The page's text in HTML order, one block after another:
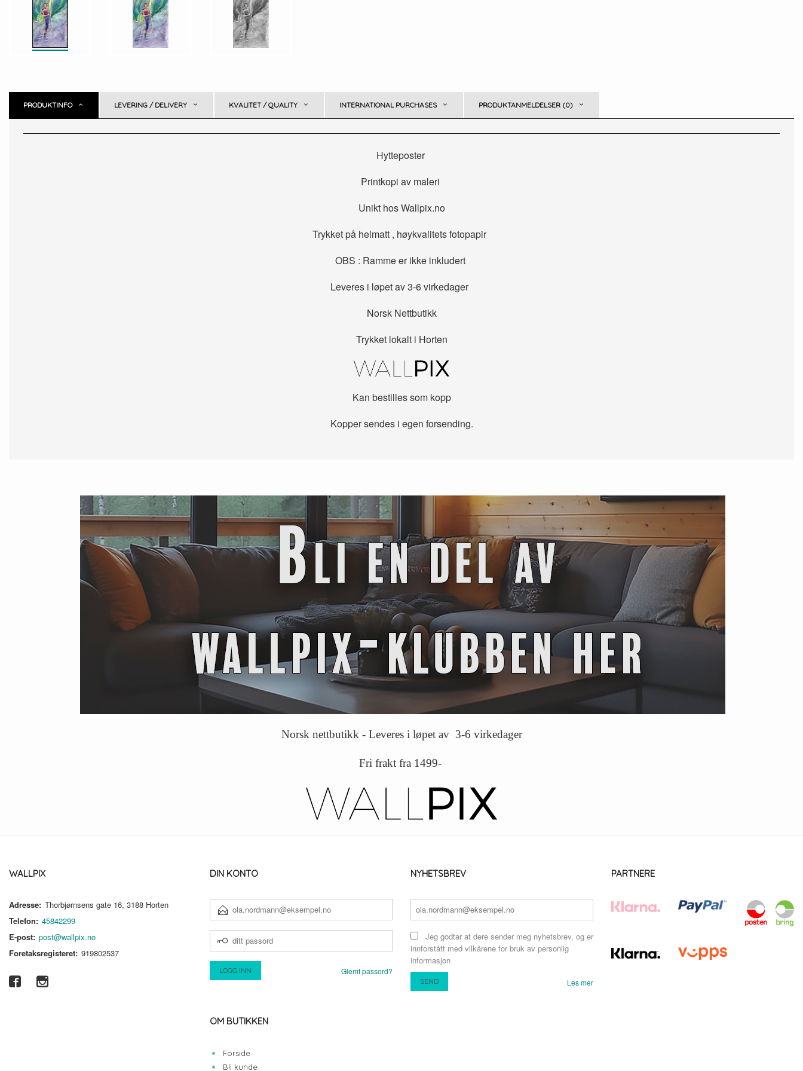
PRODUKTINFO LEVERING / DELIVERY KVALITET / QUALITY INTERNATIONAL PURCHASES PRODUKTANMELDELSER (0)
Hytteposter
Printkopi av maleri
Unikt hos Wallpix.no
Trykket på helmatt , høykvalitets fotopapir
OBS : Ramme er ikke inkludert
Leveres i løpet av 3-6 virkedager
Norsk Nettbutikk
Trykket lokalt i Horten
Kan bestilles som kopp
Kopper sendes i egen forsending.
Norsk nettbutikk - Leveres i løpet av 3-6 virkedager
Fri frakt fra 1499-
WALLPIX
Adresse: Thorbjørnsens gate 16, 3188 Horten
Telefon: 45842299
E-post: post@wallpix.no
Foretaksregisteret: 919802537
DIN KONTO
POSTADRESSE
PASSORD
Glemt passord?
OM BUTIKKEN
Forside
Bli kunde
NYHETSBREV
Jeg godtar at dere sender meg nyhetsbrev, og er
innforstått med vilkårene for bruk av personlig
informasjon
Les mer
PARTNERE